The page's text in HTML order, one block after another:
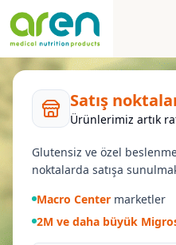
Satış
Ürünlerimiz artık
Glutensiz ve özel
noktalarda satışa
Macro Center marketler
2M ve daha büyük